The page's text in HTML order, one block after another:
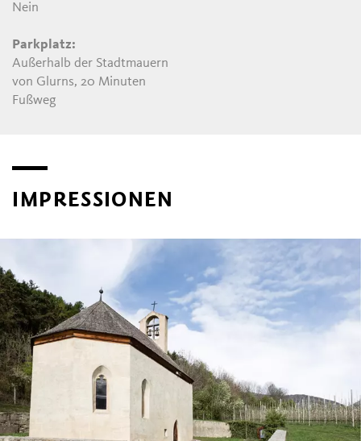
Nein
Parkplatz:
Außerhalb der Stadtmauern
von Glurns, 20 Minuten
Fußweg
IMPRESSIONEN